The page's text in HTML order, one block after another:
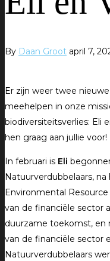
By Daan Groot april 7,
Er zijn weer twee
meehelpen in onze
biodiversiteitsverlies: Eli
hen graag aan jullie voor!
In februari is Eli
Natuurverdubbelaars,
Environmental
van de financiële sector
duurzame toekomst, en
van de financiële sector
Natuurverdubbelaars